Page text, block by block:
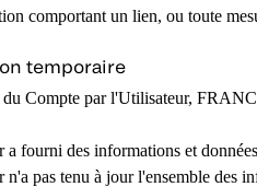
comportant un lien, ou toute
temporaire
Compte par l'Utilisateur,
a fourni des informations et
pas tenu à jour l'ensemble des